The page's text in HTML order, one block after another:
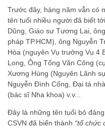
Trước đây, hàng năm vẫn có
tên tuổi nhiều người đã biết
Dũng, Giáo sư Tương Lai,
pháp TP.HCM), ông Nguyễn
Hòa (nguyên Vụ trưởng Vụ 4
Long, Ông Tống Văn Công
Xương Hùng (Nguyên Lãnh
Nguyễn Đình Cống, Đại tá
(bác sĩ Nha khoa) v.v...
Đây là những tên tuổi bỏ
CSVN đã biến thành “tổ chức